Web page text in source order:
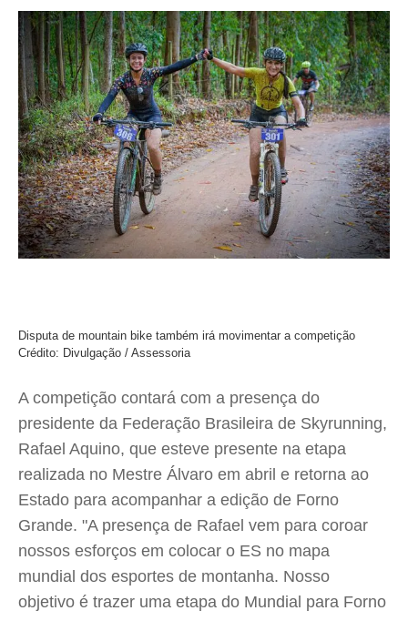
Disputa de mountain bike também irá movimentar a competição
Crédito: Divulgação / Assessoria
A competição contará com a presença do
presidente da Federação Brasileira de Skyrunning,
Rafael Aquino, que esteve presente na etapa
realizada no Mestre Álvaro em abril e retorna ao
Estado para acompanhar a edição de Forno
Grande. "A presença de Rafael vem para coroar
nossos esforços em colocar o ES no mapa
mundial dos esportes de montanha. Nosso
objetivo é trazer uma etapa do Mundial para Forno